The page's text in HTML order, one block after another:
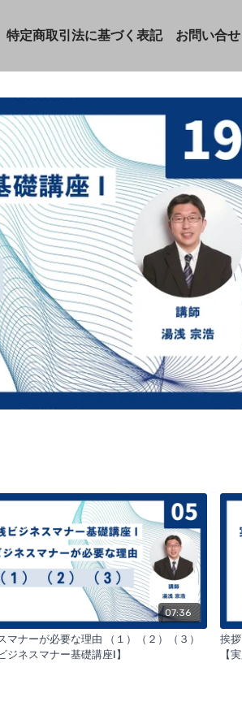
特定商取引法に基づく表記 お問い合せ
07:36
マナーが必要な理由 （１）（２）（３）
ジネスマナー基礎講座Ⅰ】
挨
【